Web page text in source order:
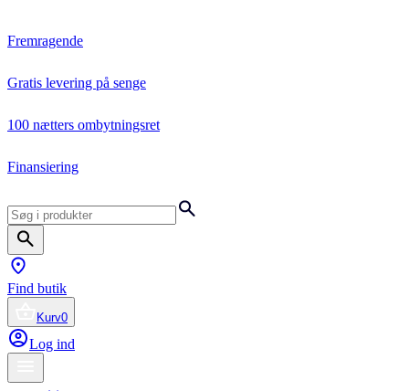
Fremragende
Gratis levering på senge
100 nætters ombytningsret
Finansiering
Find butik
Kurv0
Log ind